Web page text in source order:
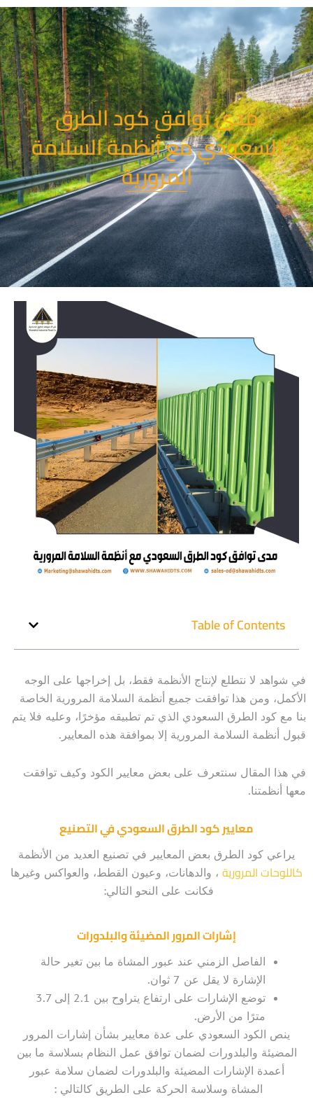
تخطي
إلى
المحتوى
مدى توافق كود الطرق
السعودي مع أنظمة السلامة
المرورية
Table of Contents
في شواهد لا نتطلع لإنتاج الأنظمة فقط، بل إخراجها على الوجه
الأكمل، ومن هذا توافقت جميع أنظمة السلامة المرورية الخاصة
بنا مع كود الطرق السعودي الذي تم تطبيقه مؤخرًا، وعليه فلا يتم
قبول أنظمة السلامة المرورية إلا بموافقة هذه المعايير.
في هذا المقال سنتعرف على بعض معايير الكود وكيف توافقت
معها أنظمتنا.
معايير كود الطرق السعودي في التصنيع
يراعي كود الطرق بعض المعايير في تصنيع العديد من الأنظمة
كاللوحات المرورية ، والدهانات، وعيون القطط، والعواكس وغيرها
فكانت على النحو التالي:
إشارات المرور المضيئة والبلدورات
الفاصل الزمني عند عبور المشاة ما بين تغير حالة
الإشارة لا يقل عن 7 ثوان.
توضع الإشارات على ارتفاع يتراوح بين 2.1 إلى 3.7
مترًا من الأرض.
ينص الكود السعودي على عدة معايير بشأن إشارات المرور
المضيئة والبلدورات لضمان توافق عمل النظام بسلاسة ما بين
أعمدة الإشارات المضيئة والبلدورات لضمان سلامة عبور
المشاة وسلاسة الحركة على الطريق كالتالي :